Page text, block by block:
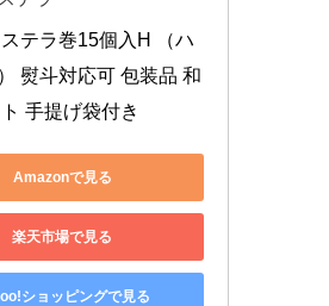
テラ巻15個入H （ハ
熨斗対応可 包装品 和
手提げ袋付き
Amazonで見る
楽天市場で見る
ショッピングで見る